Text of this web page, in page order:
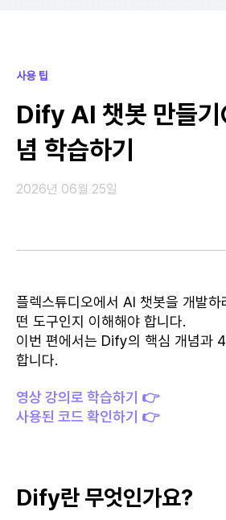
사용 팁
Dify AI 챗봇 만들
념 학습하기
2026년 06월 25일
플렉스튜디오에서 AI 챗봇을 개발
떤 도구인지 이해해야 합니다.
이번 편에서는 Dify의 핵심 개념과
합니다.
영상 강의로 학습하기 👉
사용된 코드 확인하기 👉
Dify란 무엇인가요?